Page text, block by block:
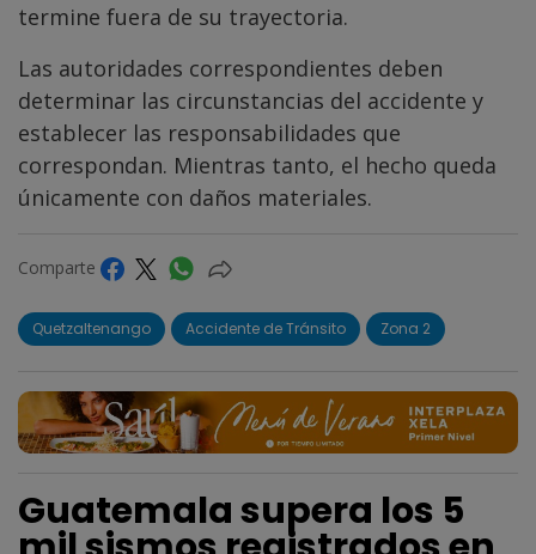
termine fuera de su trayectoria.
Las autoridades correspondientes deben
determinar las circunstancias del accidente y
establecer las responsabilidades que
correspondan. Mientras tanto, el hecho queda
únicamente con daños materiales.
Comparte
Quetzaltenango Accidente de Tránsito Zona 2
Guatemala supera los 5